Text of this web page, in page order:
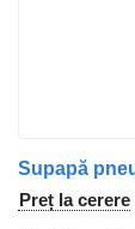
Preț la cerere